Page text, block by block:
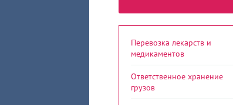
Перевозка лекарств и
медикаментов
Ответственное хранение
грузов